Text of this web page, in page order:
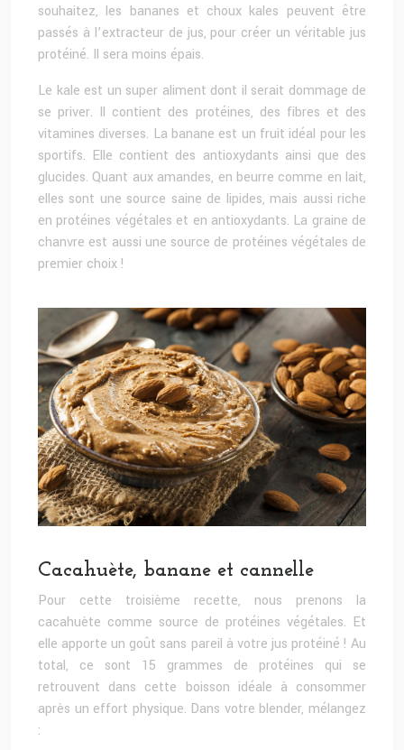
souhaitez, les bananes et choux kales peuvent être
passés à l’extracteur de jus, pour créer un véritable jus
protéiné. Il sera moins épais.
Le kale est un super aliment dont il serait dommage de
se priver. Il contient des protéines, des fibres et des
vitamines diverses. La banane est un fruit idéal pour les
sportifs. Elle contient des antioxydants ainsi que des
glucides. Quant aux amandes, en beurre comme en lait,
elles sont une source saine de lipides, mais aussi riche
en protéines végétales et en antioxydants. La graine de
chanvre est aussi une source de protéines végétales de
premier choix !
Cacahuète, banane et cannelle
Pour cette troisième recette, nous prenons la
cacahuète comme source de protéines végétales. Et
elle apporte un goût sans pareil à votre jus protéiné ! Au
total, ce sont 15 grammes de protéines qui se
retrouvent dans cette boisson idéale à consommer
après un effort physique. Dans votre blender, mélangez
: